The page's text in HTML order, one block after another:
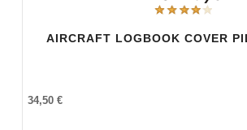
AIRCRAFT LOGBOOK COVER
34,50 €